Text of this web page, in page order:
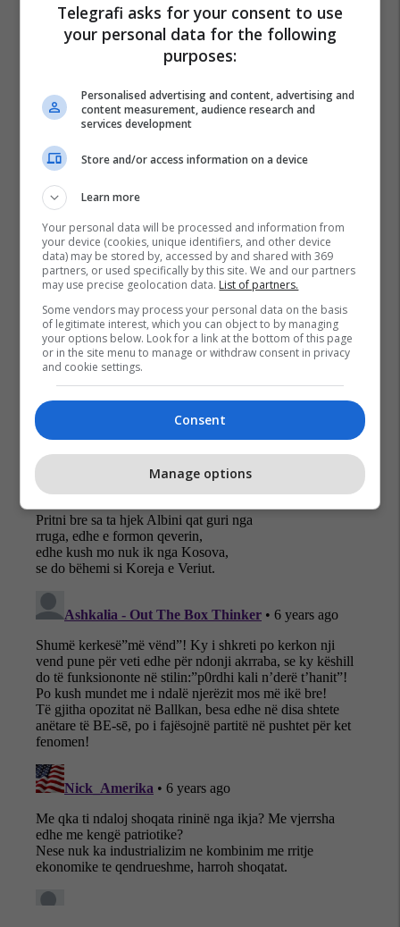
Hashim Thaçi Letër
Jahja Lluka
Shoqata Për Kthimin E Shqiptarëve
Telegrafi asks for your consent to use
your personal data for the following
purposes:
Personalised advertising and content, advertising and
content measurement, audience research and
services development
Store and/or access information on a device
Learn more
Your personal data will be processed and information from
your device (cookies, unique identifiers, and other device
data) may be stored by, accessed by and shared with 369
partners, or used specifically by this site. We and our partners
may use precise geolocation data. List of partners.
Some vendors may process your personal data on the basis
of legitimate interest, which you can object to by managing
your options below. Look for a link at the bottom of this page
or in the site menu to manage or withdraw consent in privacy
and cookie settings.
Consent
Manage options